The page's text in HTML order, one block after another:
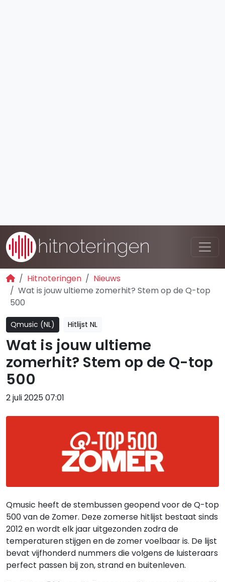
Hitnoteringen
Nieuws
Wat is jouw ultieme zomerhit? Stem op de Q-top
500
Qmusic (NL) Hitlijst NL
Wat is jouw ultieme
zomerhit? Stem op de Q-top
500
2 juli 2025 07:01
Qmusic heeft de stembussen geopend voor de Q-top
500 van de Zomer. Deze zomerse hitlijst bestaat sinds
2012 en wordt elk jaar uitgezonden zodra de
temperaturen stijgen en de zomer voelbaar is. De lijst
bevat vijfhonderd nummers die volgens de luisteraars
perfect passen bij zon, strand en buitenleven.